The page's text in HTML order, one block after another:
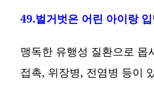
49.벌거벗은 어린 아이랑
맹독한 유행성 질환으로 몹
접촉, 위장병, 전염병 등이